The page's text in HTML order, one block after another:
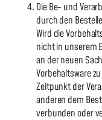
Die Be- und
durch den
Wird die
nicht in unserem
an der neuen
Vorbehaltsware
Zeitpunkt der
anderen dem
verbunden oder